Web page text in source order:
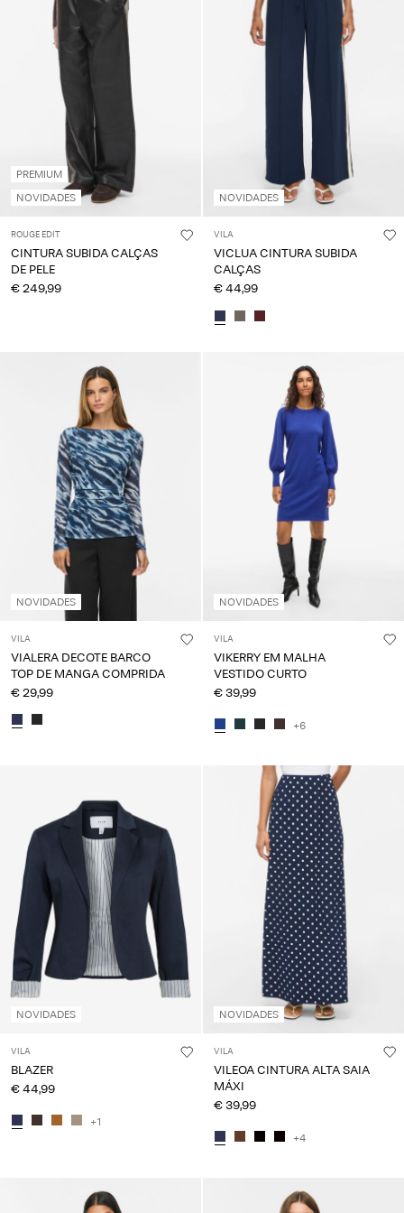
About
Portugal
português
PREMIUM
NOVIDADES
ROUGE EDIT
CINTURA SUBIDA CALÇAS
DE PELE
€ 249,99
NOVIDADES
VILA
VICLUA CINTURA SUBIDA
CALÇAS
€ 44,99
NOVIDADES
VILA
VIALERA DECOTE BARCO
TOP DE MANGA COMPRIDA
€ 29,99
NOVIDADES
VILA
VIKERRY EM MALHA
VESTIDO CURTO
€ 39,99
+6
NOVIDADES
VILA
BLAZER
€ 44,99
+1
NOVIDADES
VILA
VILEOA CINTURA ALTA SAIA
MÁXI
€ 39,99
+4